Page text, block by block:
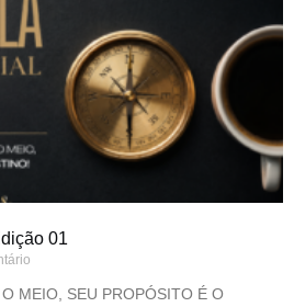
01
MEIO, SEU PROPÓSITO É O